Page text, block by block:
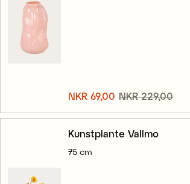
Nåværende pris:NKR 69,00
NKR 69,00 NKR 229,00
Kunstplante Vallmo
75 cm